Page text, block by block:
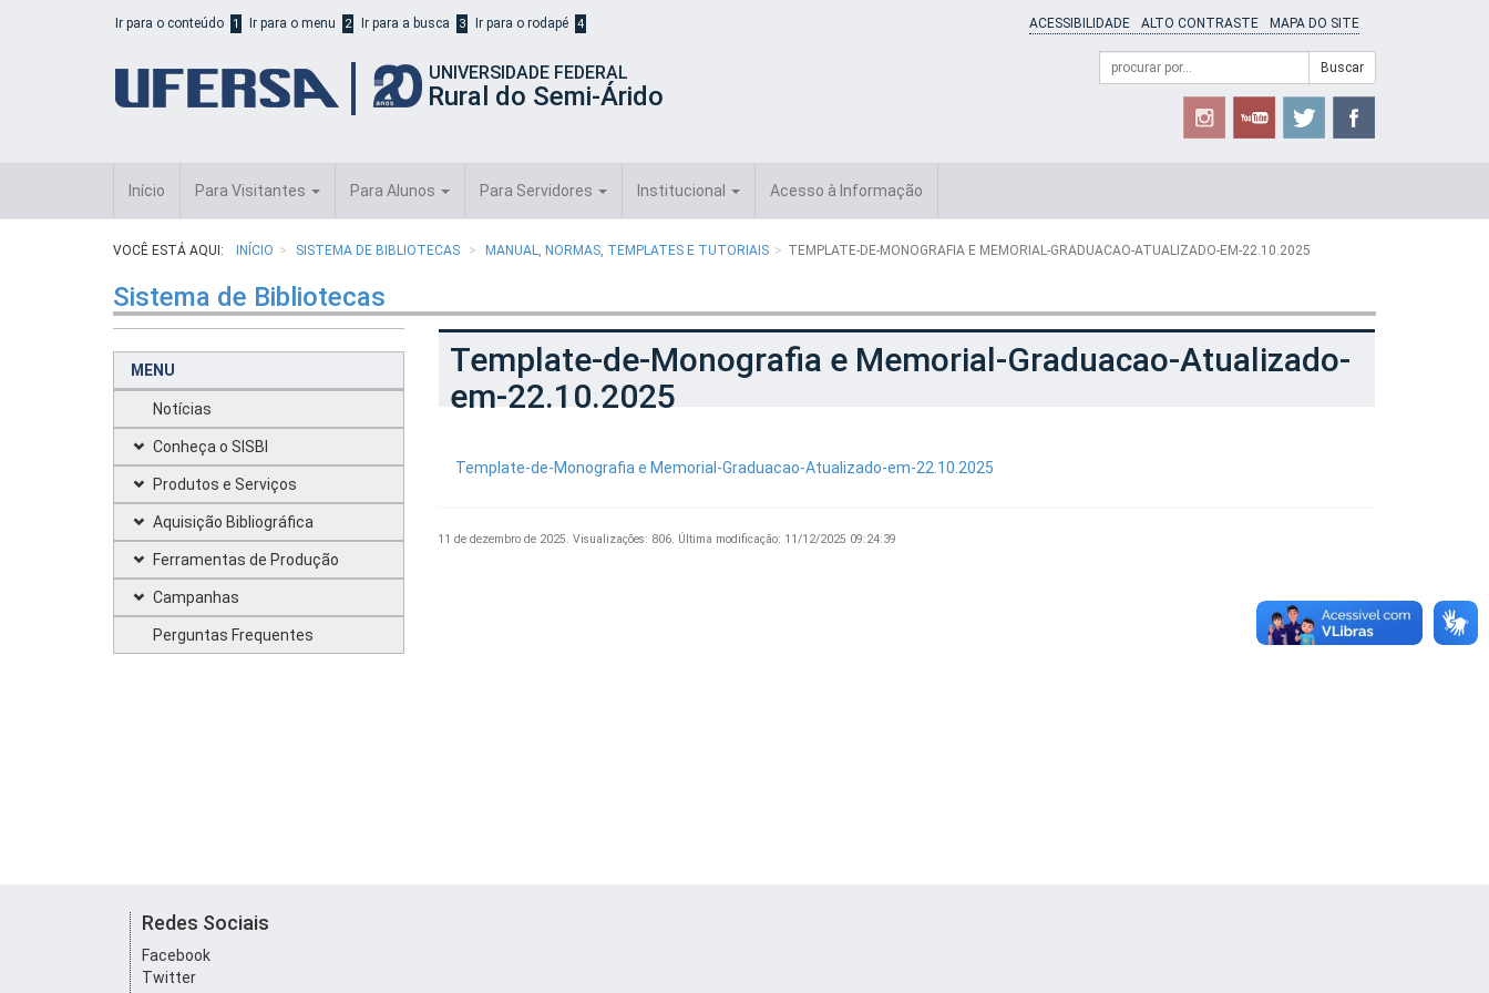
Ir para o conteúdo 1 Ir para o menu 2 Ir para a busca 3 Ir para o rodapé 4 ACESSIBILIDADE ALTO CONTRASTE MAPA DO SITE
UNIVERSIDADE FEDERAL
Rural do Semi-Árido
Formulário
Campo
de
Buscar
Início Para Visitantes Para Alunos Para Servidores Institucional Acesso à Informação
VOCÊ ESTÁ AQUI: INÍCIO SISTEMA DE BIBLIOTECAS MANUAL, NORMAS, TEMPLATES E TUTORIAIS TEMPLATE-DE-MONOGRAFIA E MEMORIAL-GRADUACAO-ATUALIZADO-EM-22.10.2025
Sistema de Bibliotecas
MENU
Notícias
Conheça o SISBI
Produtos e Serviços
Aquisição Bibliográfica
Ferramentas de Produção
Campanhas
Perguntas Frequentes
Template-de-Monografia e Memorial-Graduacao-Atualizado-
em-22.10.2025
Template-de-Monografia e Memorial-Graduacao-Atualizado-em-22.10.2025
11 de dezembro de 2025. Visualizações: 806. Última modificação: 11/12/2025 09:24:39
Redes Sociais
Facebook
Twitter